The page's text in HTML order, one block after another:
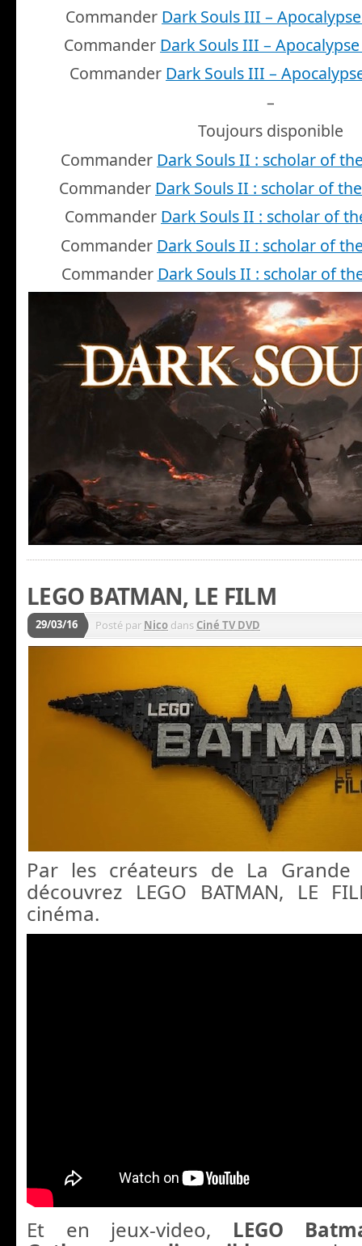
Commander Dark Souls III –
Commander Dark Souls III –
Commander Dark Souls III –
–
Toujours disponible
Commander Dark Souls II : scholar of
Commander Dark Souls II : scholar of
Commander Dark Souls II : scholar of
Commander Dark Souls II : scholar of
Commander Dark Souls II : scholar of
LEGO BATMAN, LE FILM
29/03/16 Posté par Nico dans Ciné TV DVD
Par les créateurs de La Grande
découvrez LEGO BATMAN, LE
cinéma.
Et en jeux-video, LEGO